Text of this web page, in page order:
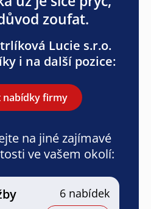
zoufat.
Lucie s.r.o.
i na další pozice:
nabídky firmy
na jiné zajímavé
ve vašem okolí:
6 nabídek